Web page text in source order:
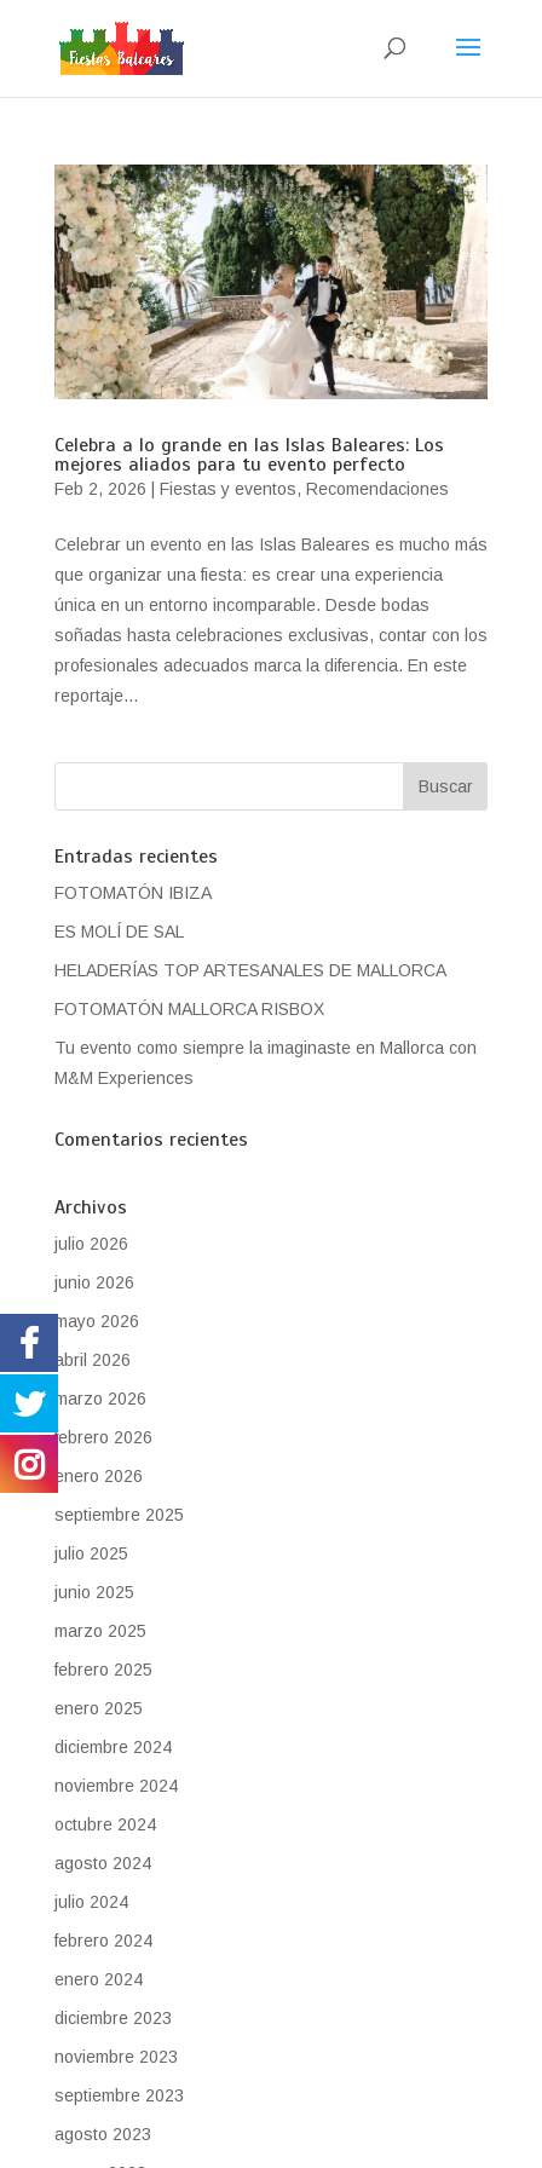
Celebra a lo grande en las Islas Baleares: Los
mejores aliados para tu evento perfecto
Feb 2, 2026 Fiestas y eventos, Recomendaciones
Celebrar un evento en las Islas Baleares es mucho más
que organizar una fiesta: es crear una experiencia
única en un entorno incomparable. Desde bodas
soñadas hasta celebraciones exclusivas, contar con los
profesionales adecuados marca la diferencia. En este
reportaje...
Entradas recientes
FOTOMATÓN IBIZA
ES MOLÍ DE SAL
HELADERÍAS TOP ARTESANALES DE MALLORCA
FOTOMATÓN MALLORCA RISBOX
Tu evento como siempre la imaginaste en Mallorca con
M&M Experiences
Comentarios recientes
Archivos
julio 2026
junio 2026
mayo 2026
abril 2026
marzo 2026
febrero 2026
enero 2026
septiembre 2025
julio 2025
junio 2025
marzo 2025
febrero 2025
enero 2025
diciembre 2024
noviembre 2024
octubre 2024
agosto 2024
julio 2024
febrero 2024
enero 2024
diciembre 2023
noviembre 2023
septiembre 2023
agosto 2023